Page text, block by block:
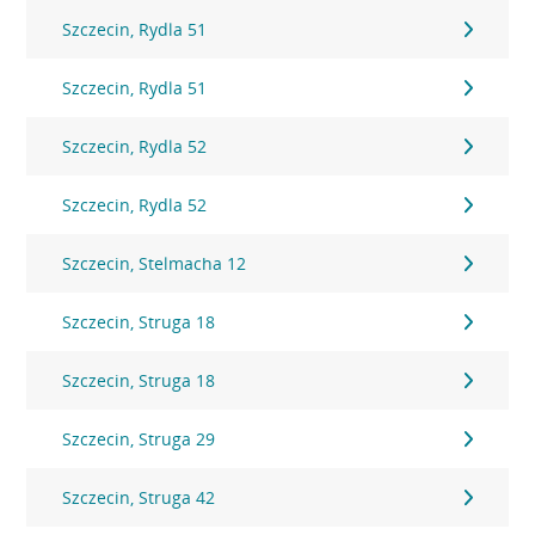
Szczecin, Rydla 51
Szczecin, Rydla 51
Szczecin, Rydla 52
Szczecin, Rydla 52
Szczecin, Stelmacha 12
Szczecin, Struga 18
Szczecin, Struga 18
Szczecin, Struga 29
Szczecin, Struga 42